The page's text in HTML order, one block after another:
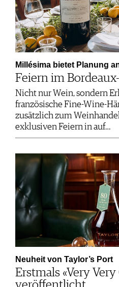
Millésima bietet Planung
Feiern im
Nicht nur Wein, sondern
französische Fine-Wine-
zusätzlich zum
exklusiven Feiern in auf…
Neuheit von Taylor’s Port
Erstmals «Very